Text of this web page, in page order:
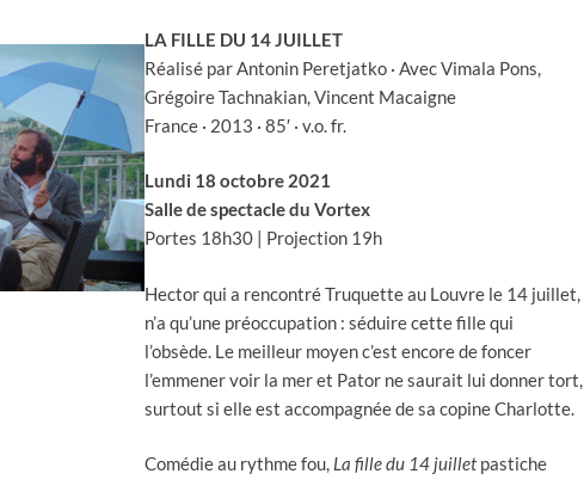
LA FILLE DU 14 JUILLET
Réalisé par Antonin Peretjatko · Avec Vimala Pons,
Grégoire Tachnakian, Vincent Macaigne
France · 2013 · 85′ · v.o. fr.
Lundi 18 octobre 2021
Salle de spectacle du Vortex
Portes 18h30 | Projection 19h
Hector qui a rencontré Truquette au Louvre le 14 juillet,
n’a qu’une préoccupation : séduire cette fille qui
l’obsède. Le meilleur moyen c’est encore de foncer
l’emmener voir la mer et Pator ne saurait lui donner tort,
surtout si elle est accompagnée de sa copine Charlotte.
Comédie au rythme fou, La fille du 14 juilletpastiche